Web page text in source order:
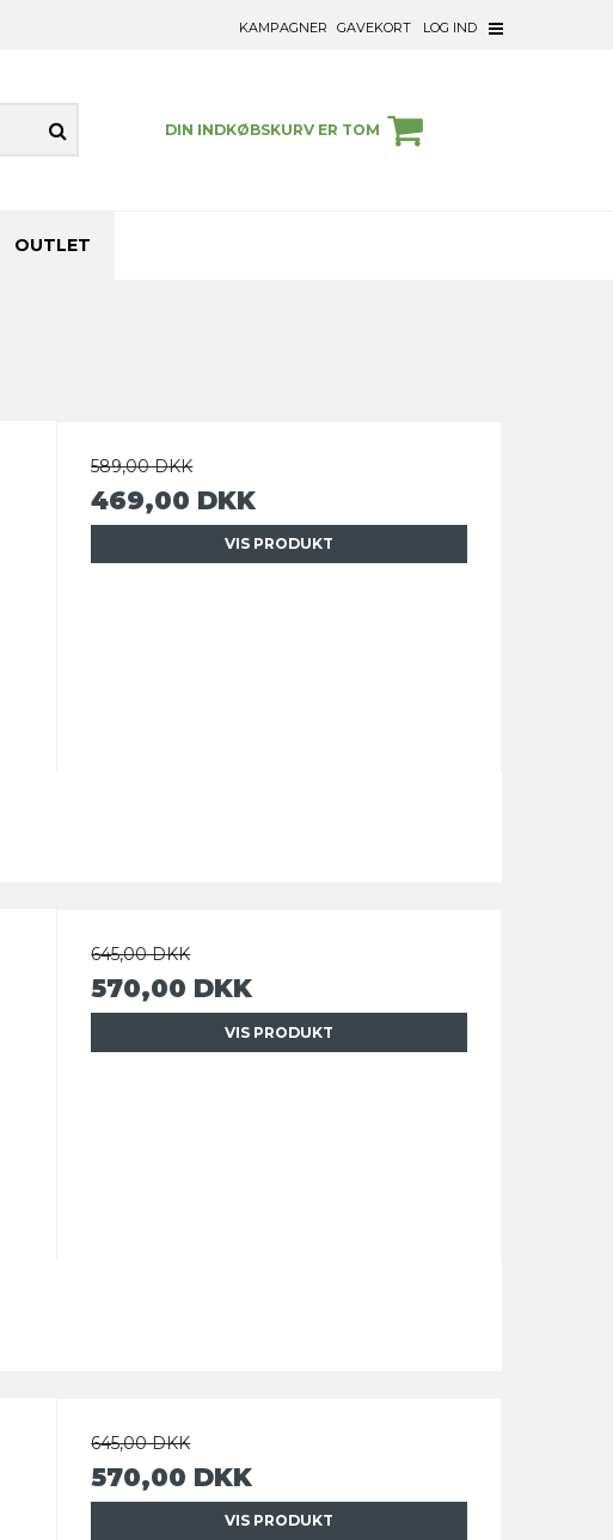
KAMPAGNER GAVEKORT LOG IND
DIN INDKØBSKURV ER TOM
OUTLET
589,00 DKK
469,00 DKK
VIS PRODUKT
645,00 DKK
570,00 DKK
VIS PRODUKT
645,00 DKK
570,00 DKK
VIS PRODUKT